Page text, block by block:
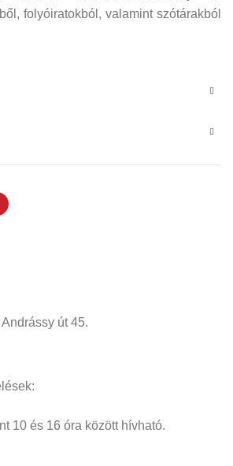
folyóiratokból, valamint szótárakból
út 45.
10 és 16 óra között hívható.